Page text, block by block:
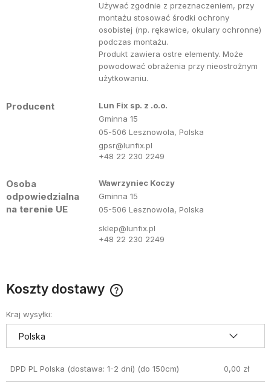
Używać zgodnie z przeznaczeniem, przy
montażu stosować środki ochrony
osobistej (np. rękawice, okulary ochronne)
podczas montażu.
Produkt zawiera ostre elementy. Może
powodować obrażenia przy nieostrożnym
użytkowaniu.
Producent
Lun Fix sp. z .o.o.
Gminna 15
05-506 Lesznowola, Polska
gpsr@lunfix.pl
+48 22 230 2249
Osoba
odpowiedzialna
na terenie UE
Wawrzyniec Koczy
Gminna 15
05-506 Lesznowola, Polska
sklep@lunfix.pl
+48 22 230 2249
Koszty dostawy
Kraj wysyłki:
DPD PL Polska (dostawa: 1-2 dni) (do 150cm) 0,00 zł